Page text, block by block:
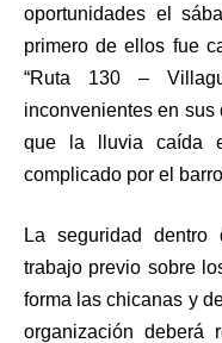
oportunidades el
primero de ellos fue
“Ruta 130 –
inconvenientes en sus
que la lluvia caída
complicado por el
La seguridad
trabajo previo sobre
forma las chicanas y
organización deberá